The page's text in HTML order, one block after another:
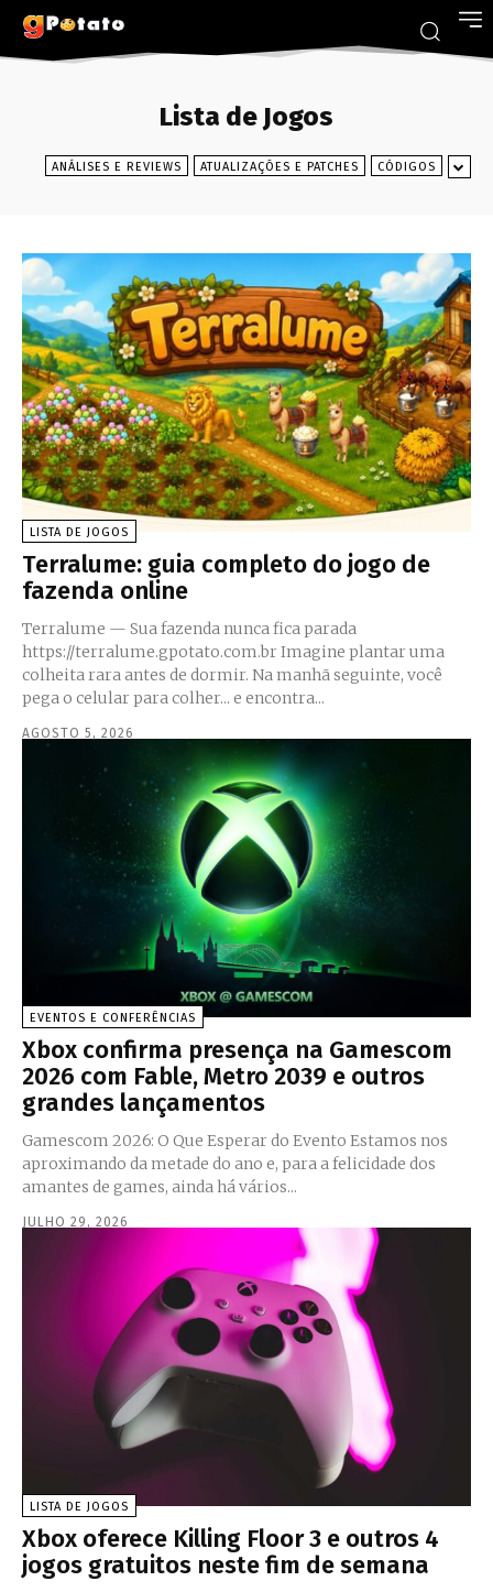
Lista de Jogos
ANÁLISES E REVIEWS ATUALIZAÇÕES E PATCHES CÓDIGOS
LISTA DE JOGOS
Terralume: guia completo do jogo de
fazenda online
Terralume — Sua fazenda nunca fica parada
https://terralume.gpotato.com.br Imagine plantar uma
colheita rara antes de dormir. Na manhã seguinte, você
pega o celular para colher... e encontra...
AGOSTO 5, 2026
EVENTOS E CONFERÊNCIAS
Xbox confirma presença na Gamescom
2026 com Fable, Metro 2039 e outros
grandes lançamentos
Gamescom 2026: O Que Esperar do Evento Estamos nos
aproximando da metade do ano e, para a felicidade dos
amantes de games, ainda há vários...
JULHO 29, 2026
LISTA DE JOGOS
Xbox oferece Killing Floor 3 e outros 4
jogos gratuitos neste fim de semana